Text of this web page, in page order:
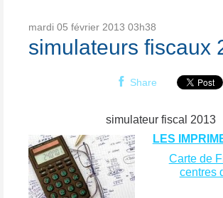
mardi 05 février 2013 03h38
simulateurs fiscaux
Share
simulateur fiscal 2013
LES
Carte de
centres